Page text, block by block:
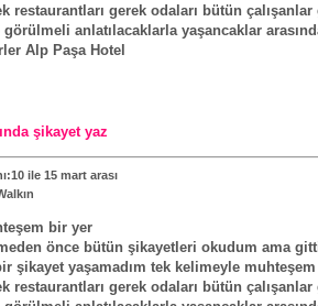
restaurantları gerek odaları bütün
anlatılacaklarla yaşancaklar
Alp Paşa Hotel
şikayet yaz
ile 15 mart arası
bir yer
önce bütün şikayetleri okudum ama
şikayet yaşamadım tek kelimeyle
restaurantları gerek odaları bütün